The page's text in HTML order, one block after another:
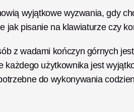
wyjątkowe wyzwania, gdy
jak pisanie na klawiaturze czy
z wadami kończyn górnych
każdego użytkownika jest
do wykonywania